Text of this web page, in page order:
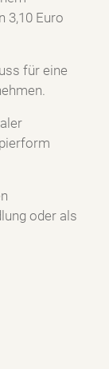
3,10 Euro
für eine
oder als